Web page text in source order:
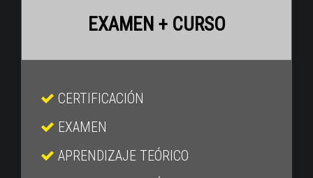
EXAMEN + CURSO
CERTIFICACIÓN
EXAMEN
APRENDIZAJE TEÓRICO